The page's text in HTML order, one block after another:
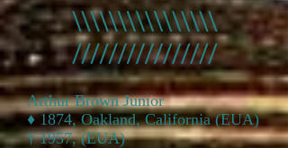
Arthur Brown Junior
♦ 1874, Oakland, California (EUA)
† 1957, (EUA)